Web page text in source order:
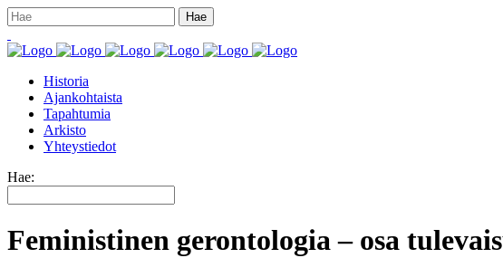
Historia
Ajankohtaista
Tapahtumia
Arkisto
Yhteystiedot
Hae:
Feministinen gerontologia – osa